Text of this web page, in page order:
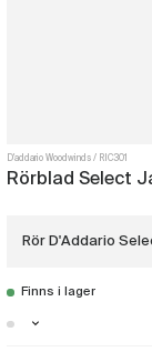
D'addario Woodwinds RIC301
Rörblad Select
Rör D'Addario
Rör
Finns i lager